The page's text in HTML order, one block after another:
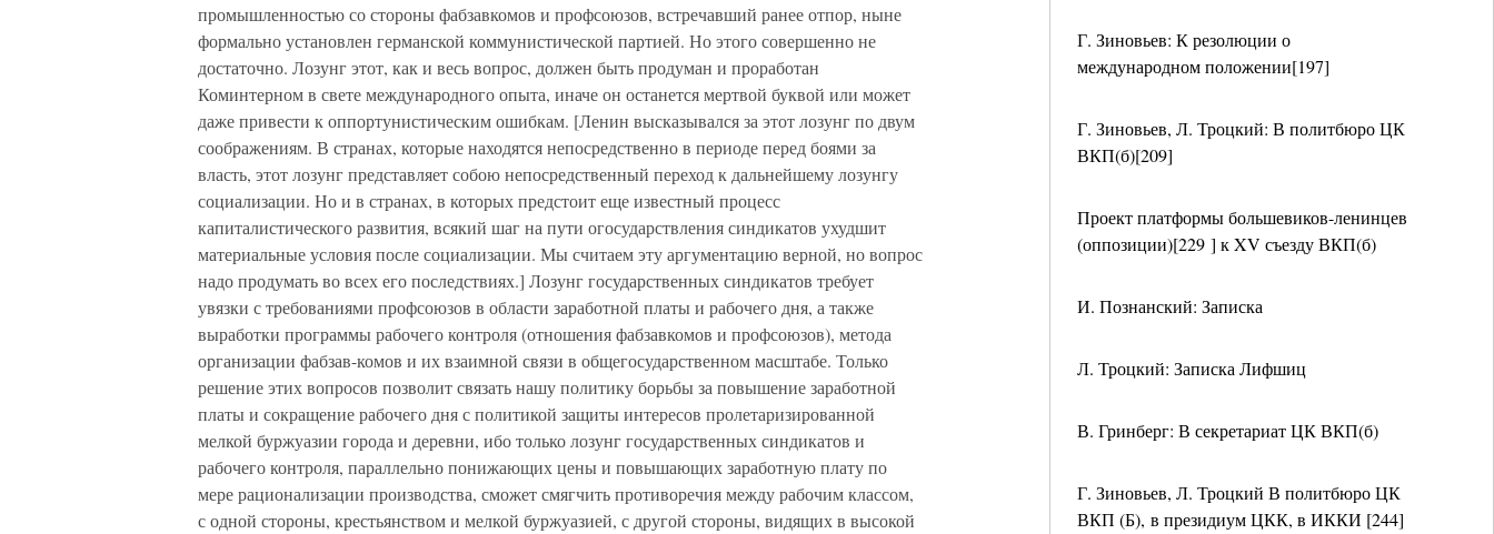
Г. Зиновьев: К резолюции о
международном положении[197]
Г. Зиновьев, Л. Троцкий: В политбюро ЦК
ВКП(б)[209]
Проект платформы большевиков-ленинцев
(оппозиции)[229 ] к XV съезду ВКП(б)
И. Познанский: Записка
Л. Троцкий: Записка Лифшиц
В. Гринберг: В секретариат ЦК ВКП(б)
Г. Зиновьев, Л. Троцкий В политбюро ЦК
ВКП (Б), в президиум ЦКК, в ИККИ [244]
промышленностью со стороны фабзавкомов и профсоюзов, встречавший ранее отпор, ныне
формально установлен германской коммунистической партией. Но этого совершенно не
достаточно. Лозунг этот, как и весь вопрос, должен быть продуман и проработан
Коминтерном в свете международного опыта, иначе он останется мертвой буквой или может
даже привести к оппортунистическим ошибкам. [Ленин высказывался за этот лозунг по двум
соображениям. В странах, которые находятся непосредственно в периоде перед боями за
власть, этот лозунг представляет собою непосредственный переход к дальнейшему лозунгу
социализации. Но и в странах, в которых предстоит еще известный процесс
капиталистического развития, всякий шаг на пути огосударствления синдикатов ухудшит
материальные условия после социализации. Мы считаем эту аргументацию верной, но вопрос
надо продумать во всех его последствиях.] Лозунг государственных синдикатов требует
увязки с требованиями профсоюзов в области заработной платы и рабочего дня, а также
выработки программы рабочего контроля (отношения фабзавкомов и профсоюзов), метода
организации фабзав-комов и их взаимной связи в общегосударственном масштабе. Только
решение этих вопросов позволит связать нашу политику борьбы за повышение заработной
платы и сокращение рабочего дня с политикой защиты интересов пролетаризированной
мелкой буржуазии города и деревни, ибо только лозунг государственных синдикатов и
рабочего контроля, параллельно понижающих цены и повышающих заработную плату по
мере рационализации производства, сможет смягчить противоречия между рабочим классом,
с одной стороны, крестьянством и мелкой буржуазией, с другой стороны, видящих в высокой